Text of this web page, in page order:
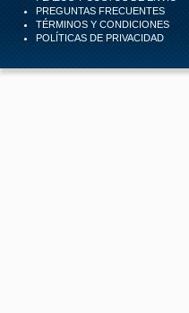
PREGUNTAS FRECUENTES
TÉRMINOS Y CONDICIONES
POLÍTICAS DE PRIVACIDAD